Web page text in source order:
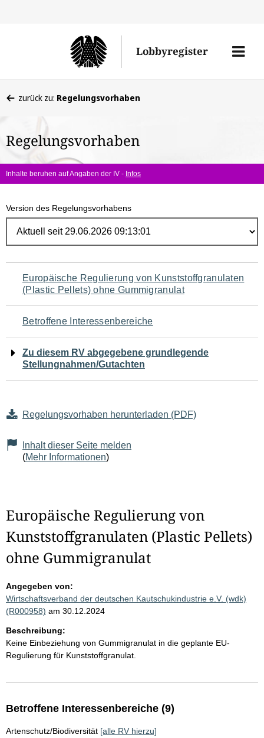
Lobbyregister
Menü
befinden
hier:
zurück zu: Regelungsvorhaben
Regelungsvorhaben
Inhalte beruhen auf Angaben der IV - Infos
Version des Regelungsvorhabens
Navigation
für
den
Seiteninhalt
Europäische Regulierung von Kunststoffgranulaten
(Plastic Pellets) ohne Gummigranulat
Betroffene Interessenbereiche
Zu diesem RV abgegebene grundlegende
Stellungnahmen/Gutachten
Regelungsvorhaben herunterladen (PDF)
Inhalt dieser Seite melden
(Mehr Informationen)
Europäische Regulierung von
Kunststoffgranulaten (Plastic Pellets)
ohne Gummigranulat
Angegeben von:
Wirtschaftsverband der deutschen Kautschukindustrie e.V. (wdk)
(R000958) am 30.12.2024
Beschreibung:
Keine Einbeziehung von Gummigranulat in die geplante EU-
Regulierung für Kunststoffgranulat.
Betroffene Interessenbereiche (9)
Artenschutz/Biodiversität [alle RV hierzu]